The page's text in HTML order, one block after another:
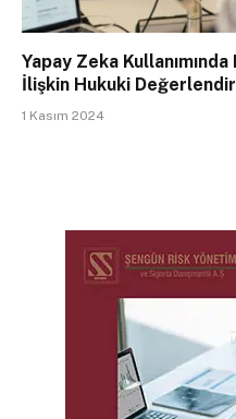
Yapay Zeka
İlişkin Hukuki
1 Kasım 2024